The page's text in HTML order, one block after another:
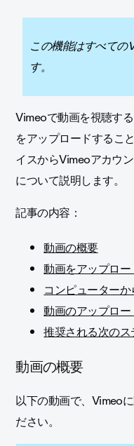
この機能はすべての
す。
Vimeoで動画を視聴す
をアップロードするこ
イスからVimeoアカウ
について説明します。
記事の内容：
動画の概要
動画をアップロ
コンピューター
動画のアップロ
推奨される次の
動画の概要
以下の動画で、Vimeo
ださい。